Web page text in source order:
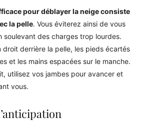
pour déblayer la neige consiste
la pelle. Vous éviterez ainsi de vous
soulevant des charges trop lourdes.
droit derrière la pelle, les pieds écartés
et les mains espacées sur le manche.
utilisez vos jambes pour avancer et
vous.